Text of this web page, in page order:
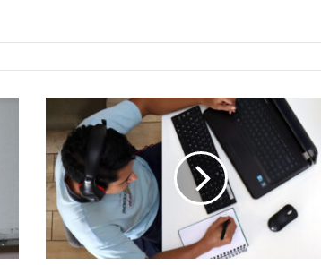
implementa
Examen
de
Diagnóstico
Inglés
(EDI)
para